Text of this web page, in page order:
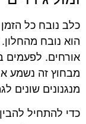
כלב נובח כל
הוא נובח
אורחים. לפעמים
מבחוץ זה נשמע
מנגנונים שונים
כדי להתחיל